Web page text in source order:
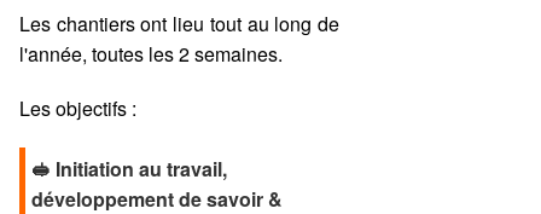
Les chantiers ont lieu tout au long de
l'année, toutes les 2 semaines.
Les objectifs :
🥪 Initiation au travail,
développement de savoir &